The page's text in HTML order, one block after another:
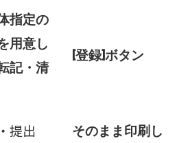
指定の
用意し
記・清
[登録]ボタン
提出
そのまま印刷し